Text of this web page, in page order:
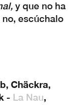
y que no ha
escúchalo
Chäckra,
- La Nau,